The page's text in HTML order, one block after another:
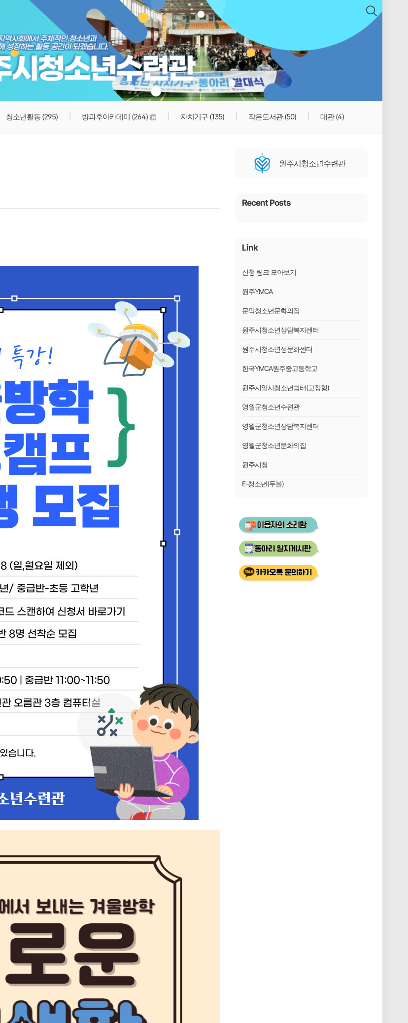
원주시청소년수련관
청소년활동 (295) 방과후아카데미 (264) 자치기구 (135) 작은도서관(50) 대관(4)
원주시청소년수련관
Recent Posts
Link
신청 링크 모아보기
원주YMCA
문막청소년문화의집
원주시청소년상담복지센터
원주시청소년성문화센터
한국YMCA원주중고등학교
원주시일시청소년쉼터(고정형)
영월군청소년수련관
영월군청소년상담복지센터
영월군청소년문화의집
원주시청
E-청소년(두볼)